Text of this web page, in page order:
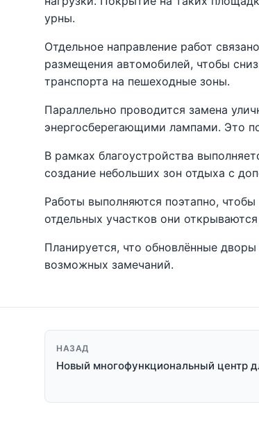
урны.
Отдельное направление работ
размещения автомобилей, чтобы
транспорта на пешеходные зоны.
Параллельно проводится замена
энергосберегающими лампами. Это
В рамках благоустройства
создание небольших зон отдыха с
Работы выполняются поэтапно,
отдельных участков они
Планируется, что обновлённые
возможных замечаний.
НАЗАД
Новый многофункциональный центр